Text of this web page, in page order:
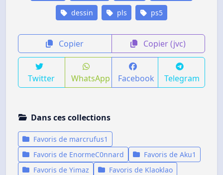
dessin pls ps5
Copier Copier (jvc)
Twitter WhatsApp Facebook Telegram
Dans ces collections
Favoris de marcrufus1
Favoris de EnormeC0nnard
Favoris de Aku1
Favoris de Yimaz
Favoris de Klaoklao